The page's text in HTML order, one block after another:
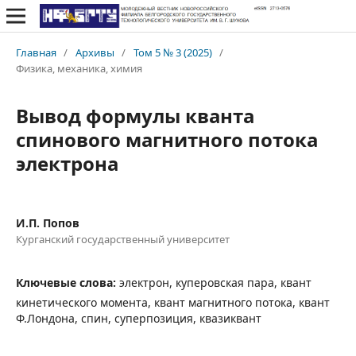
Главная / Архивы / Том 5 № 3 (2025) /
Физика, механика, химия
Вывод формулы кванта
спинового магнитного потока
электрона
И.П. Попов
Курганский государственный университет
Ключевые слова: электрон, куперовская пара, квант
кинетического момента, квант магнитного потока, квант
Ф.Лондона, спин, суперпозиция, квазиквант